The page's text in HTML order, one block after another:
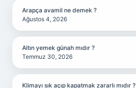
Arapça avamil ne demek ?
Ağustos 4, 2026
Altın yemek günah mıdır ?
Temmuz 30, 2026
Klimayı sık açıp kapatmak zararlı mıdır ?